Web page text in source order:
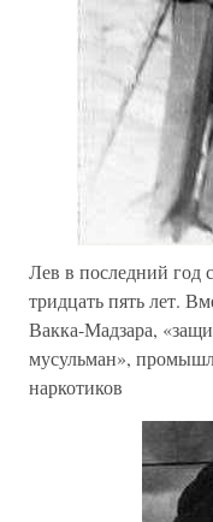
Лев в последний год
тридцать пять лет.
Вакка-Мадзара,
мусульман»,
наркотиков